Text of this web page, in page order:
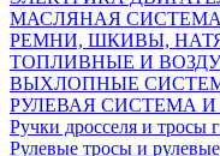
МАСЛЯНАЯ
РЕМНИ, ШКИВЫ,
ТОПЛИВНЫЕ И
ВЫХЛОПНЫЕ
РУЛЕВАЯ СИСТЕМА
Ручки дросселя и тросы
Рулевые тросы и